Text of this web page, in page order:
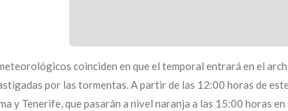
coinciden en que el temporal entrará en el
por las tormentas. A partir de las 12:00 horas de
y Tenerife, que pasarán a nivel naranja a las 15:00 horas